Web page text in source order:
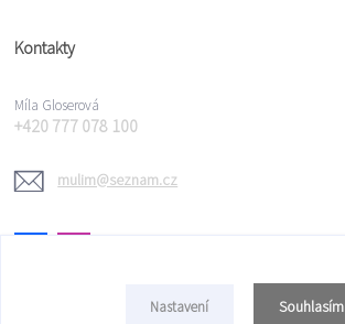
Kontakty
Míla Gloserová
+420 777 078 100
mulim@seznam.cz
Nastavení Souhlasím